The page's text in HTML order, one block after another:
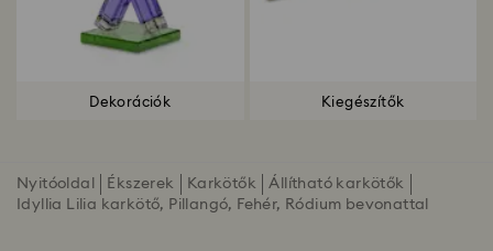
Dekorációk Kiegészítők
Nyitóoldal Ékszerek Karkötők
Állítható karkötők
Idyllia Lilia karkötő, Pillangó, Fehér, Ródium bevonattal